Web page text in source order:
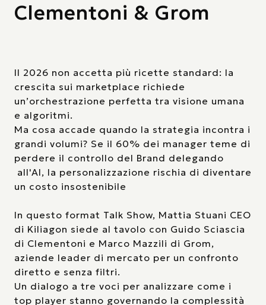
Clementoni & Grom
Il 2026 non accetta più ricette standard: la
crescita sui marketplace richiede
un’orchestrazione perfetta tra visione umana
e algoritmi.
Ma cosa accade quando la strategia incontra i
grandi volumi? Se il 60% dei manager teme di
perdere il controllo del Brand delegando
all'AI, la personalizzazione rischia di diventare
un costo insostenibile
In questo format Talk Show, Mattia Stuani CEO
di Kiliagon siede al tavolo con Guido Sciascia
di Clementoni e Marco Mazzili di Grom,
aziende leader di mercato per un confronto
diretto e senza filtri.
Un dialogo a tre voci per analizzare come i
top player stanno governando la complessità